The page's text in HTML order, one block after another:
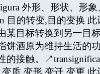
外形、形状、形
目的转变,目的变换
某目标转换到另一目
饼酒原为维持生活的
的接触。
变质,变形,变迁,变更